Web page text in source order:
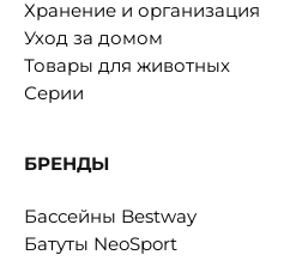
Хранение и организация
Уход за домом
Товары для животных
Серии
БРЕНДЫ
Бассейны Bestway
Батуты NeoSport